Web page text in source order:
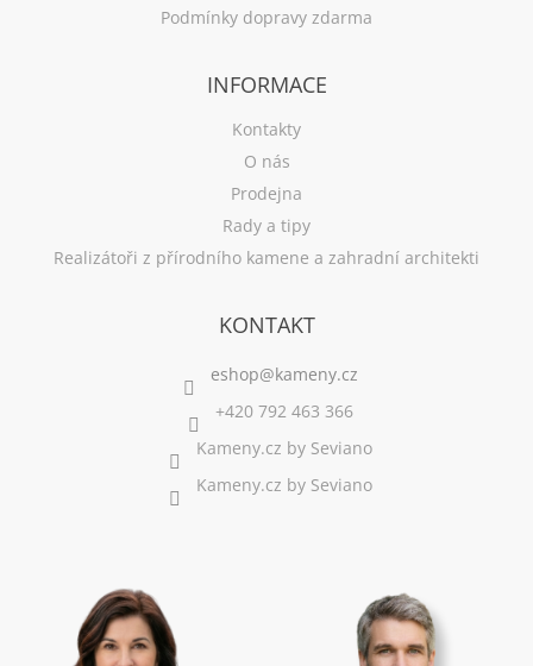
Podmínky dopravy zdarma
INFORMACE
Kontakty
O nás
Prodejna
Rady a tipy
Realizátoři z přírodního kamene a zahradní architekti
KONTAKT
+420 792 463 366
Kameny.cz by Seviano
Kameny.cz by Seviano